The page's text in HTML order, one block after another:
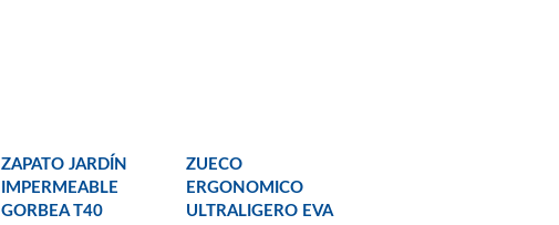
ZAPATO JARDÍN
IMPERMEABLE
GORBEA T40
ZUECO
ERGONOMICO
ULTRALIGERO EVA